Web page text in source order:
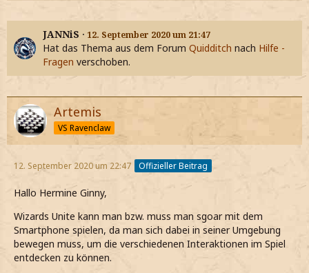
JANNiS 12. September 2020 um 21:47
Hat das Thema aus dem Forum Quidditch nach Hilfe -
Fragen verschoben.
Artemis
VS Ravenclaw
12. September 2020 um 22:47 Offizieller Beitrag
Hallo Hermine Ginny,
Wizards Unite kann man bzw. muss man sgoar mit dem
Smartphone spielen, da man sich dabei in seiner Umgebung
bewegen muss, um die verschiedenen Interaktionen im Spiel
entdecken zu können.